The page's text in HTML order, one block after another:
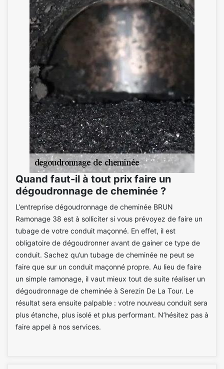
Quand faut-il à tout prix faire un
dégoudronnage de cheminée ?
L’entreprise dégoudronnage de cheminée BRUN
Ramonage 38 est à solliciter si vous prévoyez de faire un
tubage de votre conduit maçonné. En effet, il est
obligatoire de dégoudronner avant de gainer ce type de
conduit. Sachez qu’un tubage de cheminée ne peut se
faire que sur un conduit maçonné propre. Au lieu de faire
un simple ramonage, il vaut mieux tout de suite réaliser un
dégoudronnage de cheminée à Serezin De La Tour. Le
résultat sera ensuite palpable : votre nouveau conduit sera
plus étanche, plus isolé et plus performant. N’hésitez pas à
faire appel à nos services.